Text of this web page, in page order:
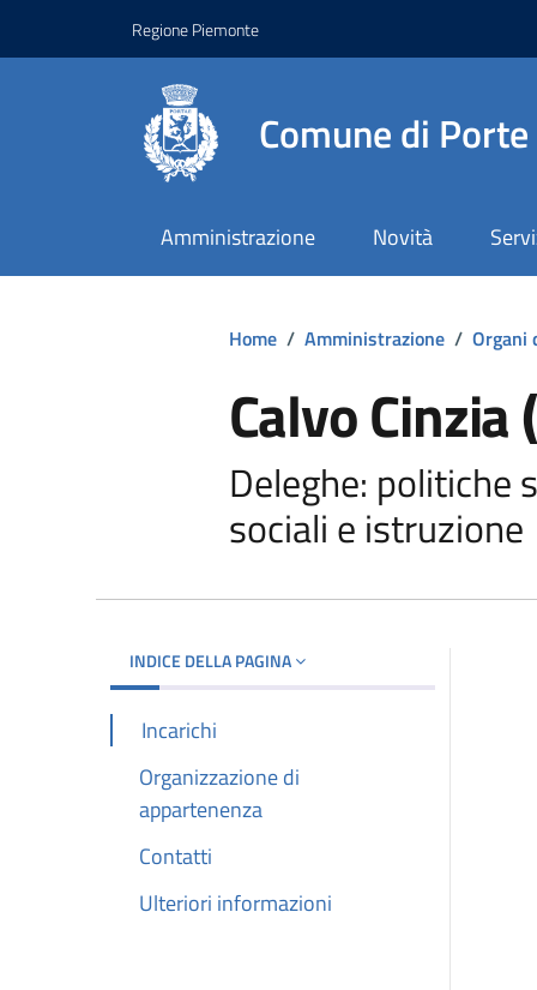
Regione Piemonte
Comune di Porte
Amministrazione Novità
Home / Amministrazione / Organi
Calvo Cinzia
Deleghe: politiche
sociali e istruzione
INDICE DELLA PAGINA
Incarichi
Organizzazione di
appartenenza
Contatti
Ulteriori informazioni